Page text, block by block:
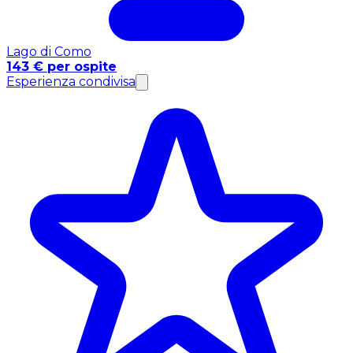
Lago di Como
143 € per ospite
Esperienza condivisa